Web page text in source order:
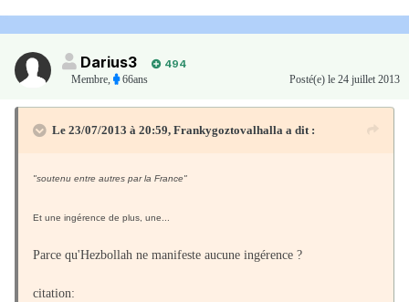
Darius3
494
Membre, 66ans Posté(e) le 24 juillet 2013
Le 23/07/2013 à 20:59, Frankygoztovalhalla a dit :
"soutenu entre autres par la France"
Et une ingérence de plus, une...
Parce qu'Hezbollah ne manifeste aucune ingérence ?
citation: